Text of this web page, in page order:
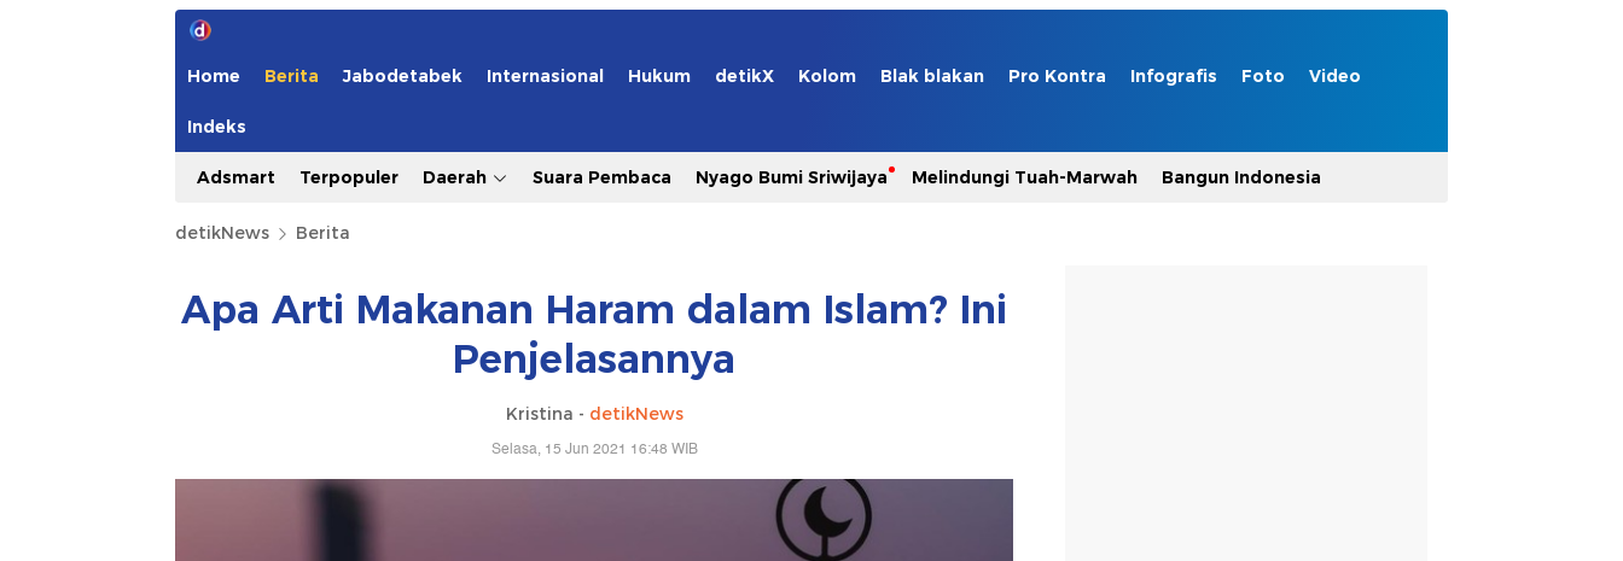
Home Berita Jabodetabek Internasional Hukum detikX Kolom Blak blakan Pro Kontra Infografis Foto Video
Indeks
Adsmart Terpopuler Daerah Suara Pembaca Nyago Bumi Sriwijaya Melindungi Tuah-Marwah Bangun Indonesia
detikNews Berita
Apa Arti Makanan Haram dalam Islam? Ini
Penjelasannya
Kristina - detikNews
Selasa, 15 Jun 2021 16:48 WIB